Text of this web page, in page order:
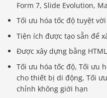
Form 7, Slide Evolution,
Tối ưu hóa tốc độ tuyệt vời
Tiện ích được tạo sẵn để
Được xây dựng bằng
Tối ưu hóa tốc độ, Tối ưu
cho thiết bị di động, Tối
chỉnh không giới hạn